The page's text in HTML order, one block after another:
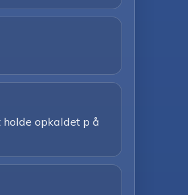
opkaldet p å